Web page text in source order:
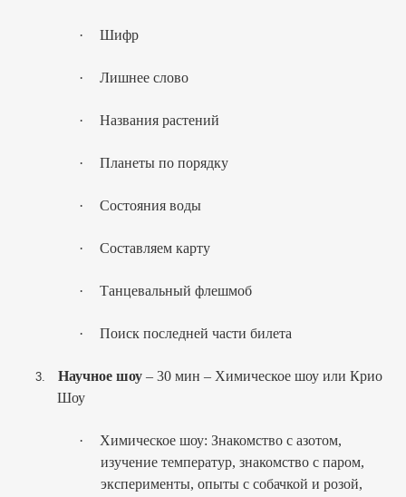
· Шифр
· Лишнее слово
· Названия растений
· Планеты по порядку
· Состояния воды
· Составляем карту
· Танцевальный флешмоб
· Поиск последней части билета
3. Научное шоу – 30 мин – Химическое шоу или Крио
Шоу
·
Химическое шоу: Знакомство с азотом,
изучение температур, знакомство с паром,
эксперименты, опыты с собачкой и розой,